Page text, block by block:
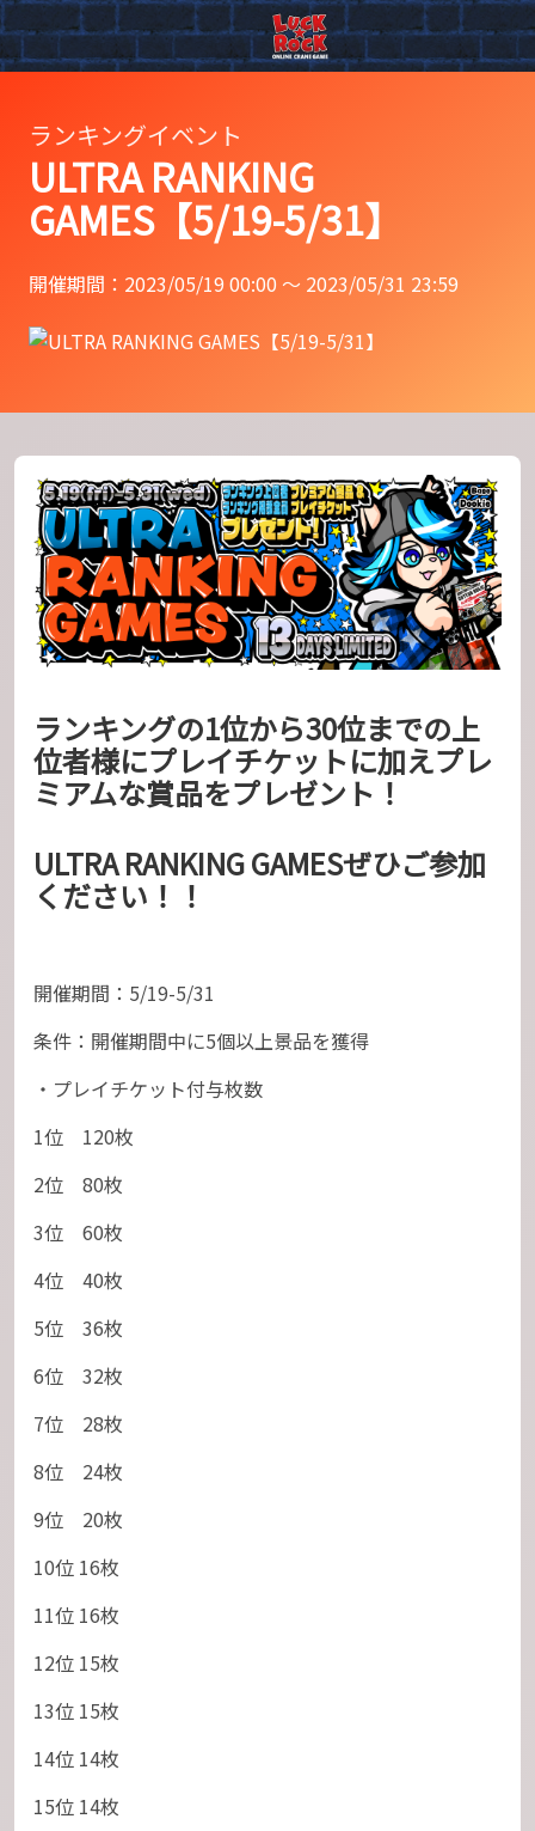
ランキングイベント
ULTRA RANKING
GAMES【5/19-5/31】
開催期間：2023/05/19 00:00 〜 2023/05/31 23:59
ランキングの1位から30位までの上
位者様にプレイチケットに加えプレ
ミアムな賞品をプレゼント！
ULTRA RANKING GAMESぜひご参加
ください！！
開催期間：5/19-5/31
条件：開催期間中に5個以上景品を獲得
・プレイチケット付与枚数
1位 120枚
2位 80枚
3位 60枚
4位 40枚
5位 36枚
6位 32枚
7位 28枚
8位 24枚
9位 20枚
10位 16枚
11位 16枚
12位 15枚
13位 15枚
14位 14枚
15位 14枚